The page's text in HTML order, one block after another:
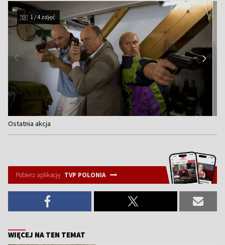
1 / 4 zdjęć
Item
1
Ostatnia akcja
Pobierz aplikację TVP POLONIA
WIĘCEJ NA TEN TEMAT